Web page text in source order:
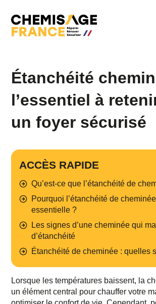
Matinée Après-midi
Quel jour souhaitez-vous être
Étanchéité
l’essentiel à
un foyer sécurisé
ACCÈS RAPIDE
Qu’est-ce que l’étanchéité de
Pourquoi l’étanchéité de
essentielle ?
Les signes d’une cheminée qui
d’étanchéité
Étanchéité de cheminée : quelles
Lorsque les températures baissent, la
un élément central pour chauffer votre